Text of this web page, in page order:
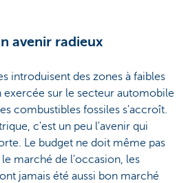
avenir radieux
introduisent des zones à faibles
exercée sur le secteur automobile
combustibles fossiles s'accroît.
c'est un peu l'avenir qui
Le budget ne doit même pas
marché de l'occasion, les
jamais été aussi bon marché